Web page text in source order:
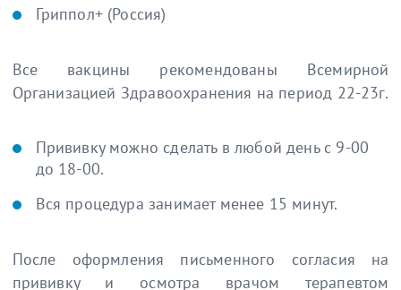
Гриппол+ (Россия)
Все вакцины рекомендованы Всемирной
Организацией Здравоохранения на период 22-23г.
Прививку можно сделать в любой день с 9-00
до 18-00.
Вся процедура занимает менее 15 минут.
После оформления письменного согласия на
прививку и осмотра врачом терапевтом